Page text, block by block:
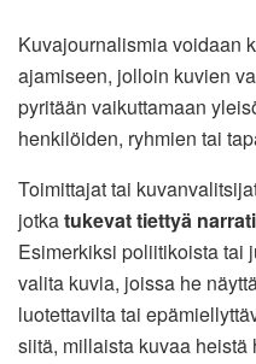
Kuvajournalismia voidaan
ajamiseen, jolloin kuvien
pyritään vaikuttamaan
henkilöiden, ryhmien tai
Toimittajat tai
jotkatukevat tiettyä
Esimerkiksi poliitikoista tai
valita kuvia, joissa he
luotettavilta tai
siitä, millaista kuvaa heistä